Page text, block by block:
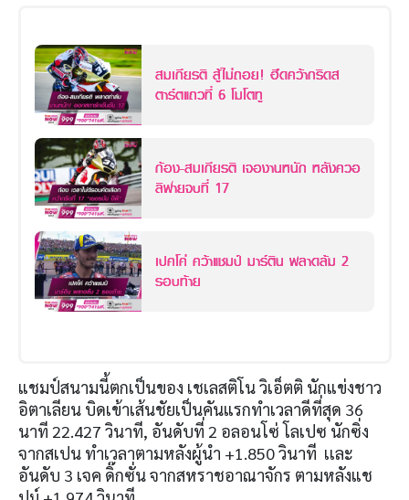
สมเกียรติ สู้ไม่ถอย! ฮึดคว้ากริดส
ตาร์ตแถวที่ 6 โมโตทู
ก้อง-สมเกียรติ เจองานหนัก หลังควอ
ลิฟายจบที่ 17
เปคโค่ คว้าแชมป์ มาร์ติน พลาดล้ม 2
รอบท้าย
แชมป์สนามนี้ตกเป็นของ เชเลสติโน วิเอ็ตติ นักแข่งชาว
อิตาเลียน บิดเข้าเส้นชัยเป็นคันแรกทำเวลาดีที่สุด 36
นาที 22.427 วินาที, อันดับที่ 2 อลอนโซ่ โลเปซ นักซิ่ง
จากสเปน ทำเวลาตามหลังผู้นำ +1.850 วินาที เเละ
อันดับ 3 เจค ดิ๊กซั่น จากสหราชอาณาจักร ตามหลังแช